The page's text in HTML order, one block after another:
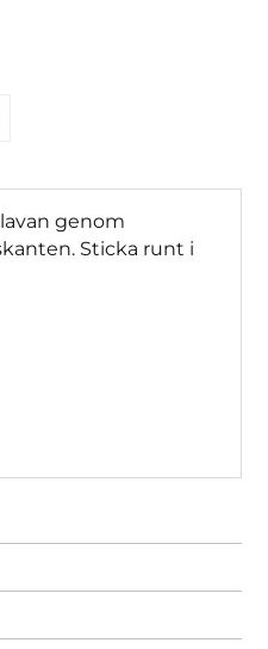
genom
Sticka runt i